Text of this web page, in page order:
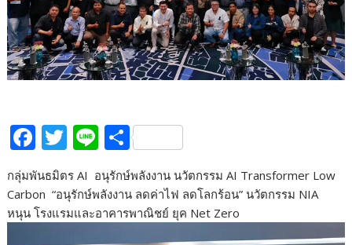
F
ac
e
b
o
T
itt
er
Li
n
e
S
h
ar
e
กลุ่มพันธมิตร AI อนุรักษ์พลังงาน นวัตกรรม AI Transformer Low
Carbon “อนุรักษ์พลังงาน ลดค่าไฟ ลดโลกร้อน” นวัตกรรม NIA
หนุน โรงแรมและอาคารพาณิชย์ ยุค Net Zero